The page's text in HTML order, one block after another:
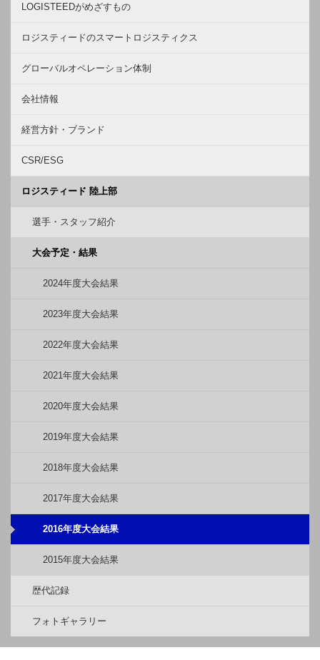
LOGISTEEDがめざすもの
ロジスティードのスマートロジスティクス
グローバルオペレーション体制
会社情報
経営方針・ブランド
CSR/ESG
ロジスティード 陸上部
選手・スタッフ紹介
大会予定・結果
2024年度大会結果
2023年度大会結果
2022年度大会結果
2021年度大会結果
2020年度大会結果
2019年度大会結果
2018年度大会結果
2017年度大会結果
2016年度大会結果
2015年度大会結果
歴代記録
フォトギャラリー